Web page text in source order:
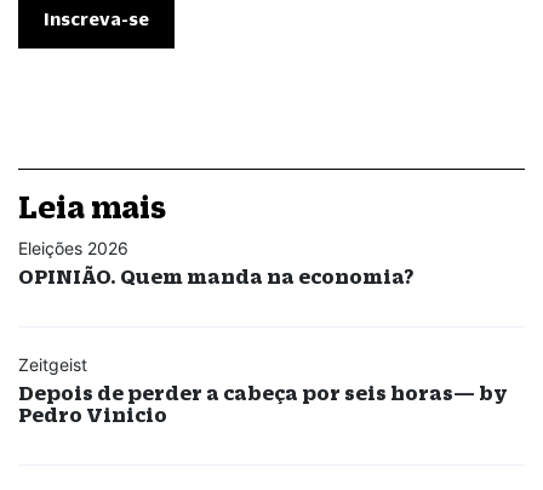
Leia mais
Eleições 2026
OPINIÃO. Quem manda na economia?
Zeitgeist
Depois de perder a cabeça por seis horas— by
Pedro Vinicio